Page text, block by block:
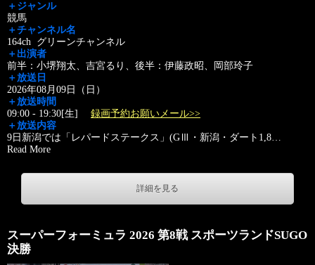
＋ジャンル
競馬
＋チャンネル名
164ch グリーンチャンネル
＋出演者
前半：小堺翔太、吉宮るり、後半：伊藤政昭、岡部玲子
＋放送日
2026年08月09日（日）
＋放送時間
09:00 - 19:30[生] 録画予約お願いメール>>
＋放送内容
9日新潟では「レパードステークス」(GⅢ・新潟・ダート1,8…
Read More
詳細を見る
スーパーフォーミュラ 2026 第8戦 スポーツランドSUGO
決勝